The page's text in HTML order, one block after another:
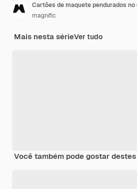
Cartões de maquete pendurados no
magnific
Mais nesta sérieVer tudo
Você também pode gostar destes